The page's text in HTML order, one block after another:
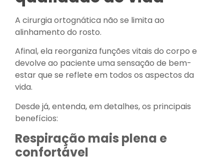
A cirurgia ortognática não se limita ao
alinhamento do rosto.
Afinal, ela reorganiza funções vitais do corpo e
devolve ao paciente uma sensação de bem-
estar que se reflete em todos os aspectos da
vida.
Desde já, entenda, em detalhes, os principais
benefícios:
Respiração mais plena e
confortável